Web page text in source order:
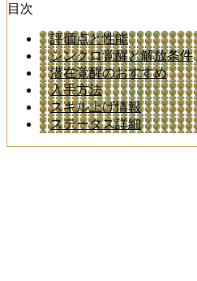
目次
評価点と性能
シンクロ覚醒と解放条件
潜在覚醒のおすすめ
入手方法
スキル上げ情報
ステータス詳細